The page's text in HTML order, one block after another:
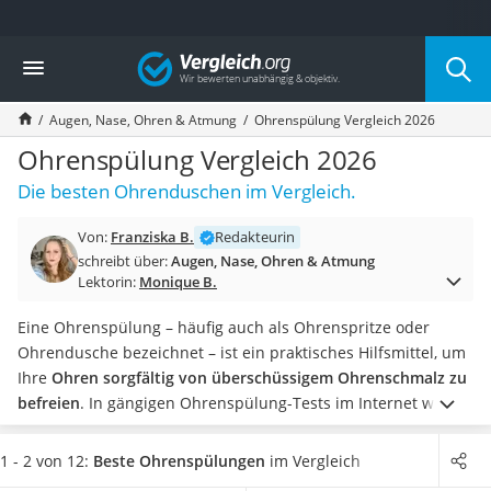
Die beliebtesten Vergleiche nach Kategorie
Drogerie
Inhalator
Haarschneider
Rollator
Braun Rasierer
Katzenklappe (Chip)
Masturbator
Massagepistole
Reisehaartrockner
Eiweißpulver
Magnesiumpräparat
Katzenklappe
Nackenmassagegerät
Zeckenschutz Katze
Vergleich
Augen, Nase, Ohren & Atmung Ohrenspülung Vergleich 2026
Ohrenspülung Vergleich 2026
Die besten Ohrenduschen im Vergleich.
Von: Franziska B.
Redakteurin
schreibt über:Augen, Nase, Ohren & Atmung
Lektorin: Monique B.
Eine Ohrenspülung – häufig auch als Ohrenspritze oder
Ohrendusche bezeichnet – ist ein praktisches Hilfsmittel, um
Ihre Ohren sorgfältig von überschüssigem Ohrenschmalz zu
befreien. In gängigen Ohrenspülung-Tests im Internet wird
unter anderem auf das Fassungsvermögen der
Ohrenduschen eingegangen.Produkte in die Sie
1 - 2 von 12: Beste Ohrenspülungen im Vergleich